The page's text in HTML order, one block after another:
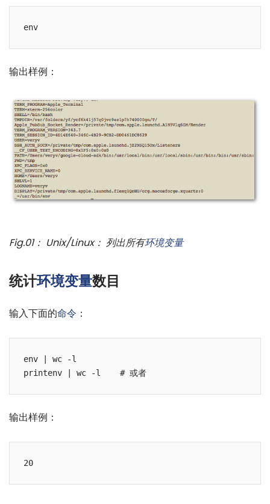
输出样例：
Fig.01： Unix/Linux： 列出所有环境变量
统计环境变量数目
输入下面的命令 ：
env | wc -l
输出样例：